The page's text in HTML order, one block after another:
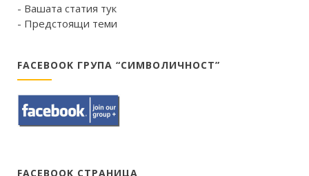
- Вашата статия тук
- Предстоящи теми
FACEBOOK ГРУПА “СИМВОЛИЧНОСТ”
FACEBOOK СТРАНИЦА